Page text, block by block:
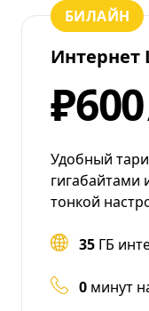
БИЛАЙН
Интернет
₽600
Удобный
гигабайтами
тонкой
35 ГБ
0 минут